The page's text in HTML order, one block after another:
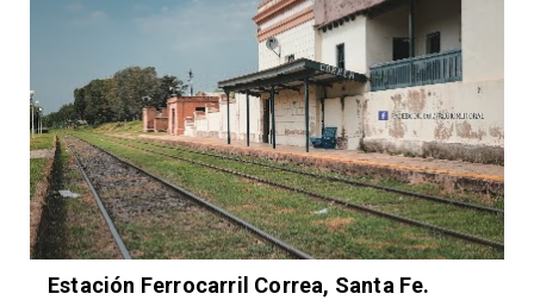
Estación Ferrocarril Correa, Santa Fe.